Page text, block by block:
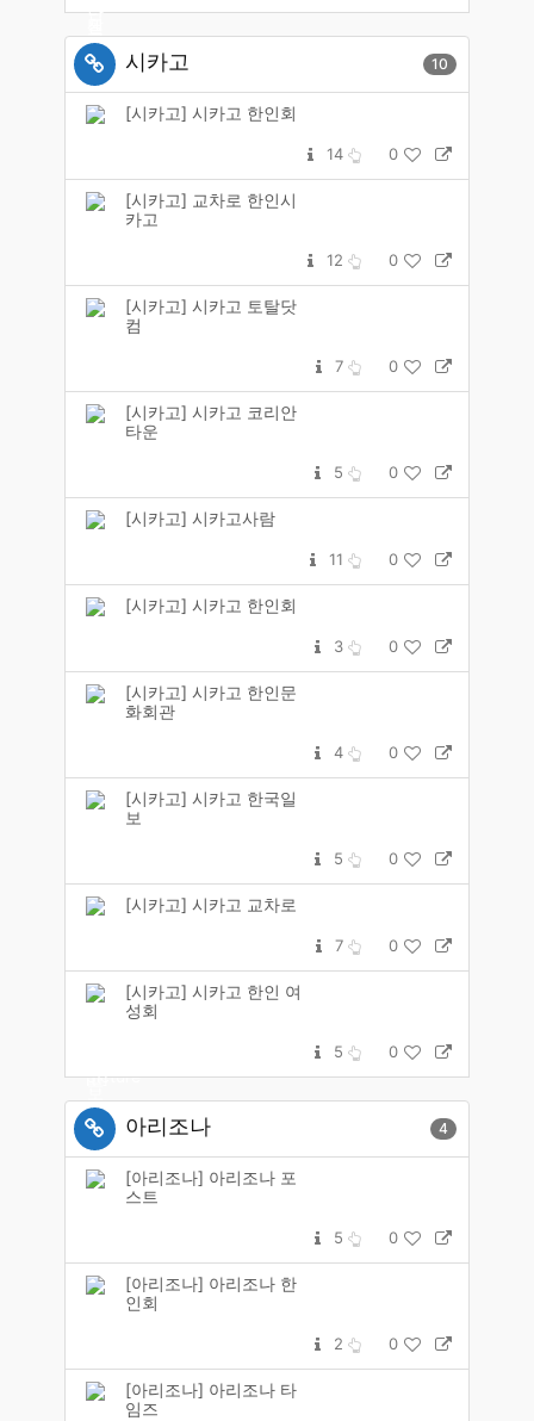
시카고 10
[시카고] 시카고 한인회
14 0
[시카고] 교차로 한인시
카고
12 0
[시카고] 시카고 토탈닷
컴
7 0
[시카고] 시카고 코리안
타운
5 0
[시카고] 시카고사람
11 0
[시카고] 시카고 한인회
3 0
[시카고] 시카고 한인문
화회관
4 0
[시카고] 시카고 한국일
보
5 0
[시카고] 시카고 교차로
7 0
[시카고] 시카고 한인 여
성회
5 0
아리조나 4
[아리조나] 아리조나 포
스트
5 0
[아리조나] 아리조나 한
인회
2 0
[아리조나] 아리조나 타
임즈